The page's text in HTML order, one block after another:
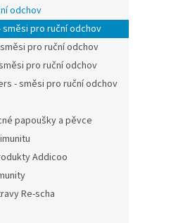
odchov
směsi pro ruční odchov
pro ruční odchov
pro ruční odchov
- směsi pro ruční odchov
papoušky a pěvce
Addicoo
Re-scha